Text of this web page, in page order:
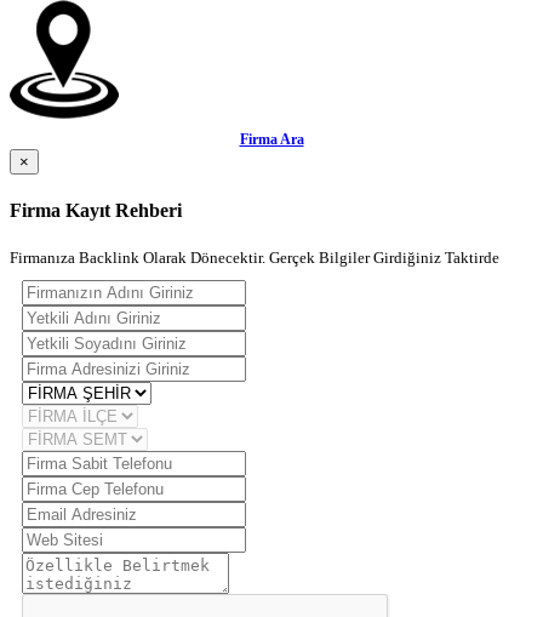
Firma Ara
×
Firma Kayıt Rehberi
Firmanıza Backlink Olarak Dönecektir. Gerçek Bilgiler Girdiğiniz Taktirde